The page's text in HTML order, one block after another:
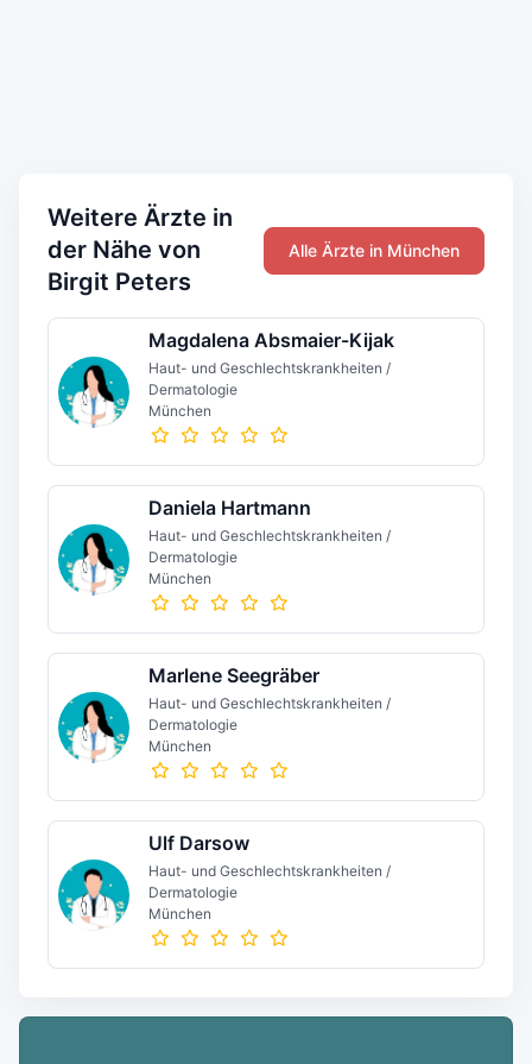
Weitere Ärzte in
der Nähe von
Birgit Peters
Alle Ärzte in München
Magdalena Absmaier-Kijak
Haut- und Geschlechtskrankheiten /
Dermatologie
München
Daniela Hartmann
Haut- und Geschlechtskrankheiten /
Dermatologie
München
Marlene Seegräber
Haut- und Geschlechtskrankheiten /
Dermatologie
München
Ulf Darsow
Haut- und Geschlechtskrankheiten /
Dermatologie
München